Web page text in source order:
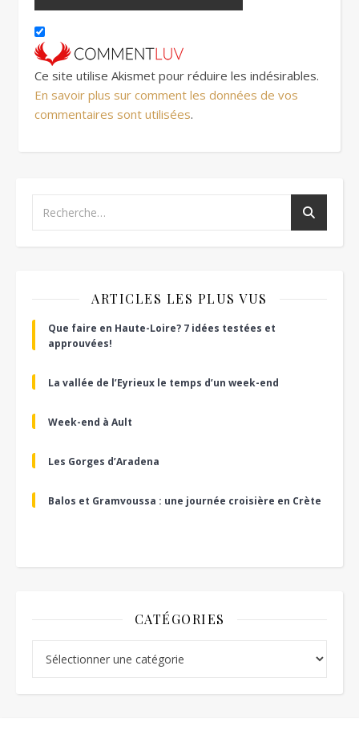
Ce site utilise Akismet pour réduire les indésirables.
En savoir plus sur comment les données de vos
commentaires sont utilisées.
ARTICLES LES PLUS VUS
Que faire en Haute-Loire? 7 idées testées et
approuvées!
La vallée de l’Eyrieux le temps d’un week-end
Week-end à Ault
Les Gorges d’Aradena
Balos et Gramvoussa : une journée croisière en Crète
CATÉGORIES